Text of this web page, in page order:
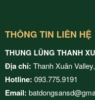
THÔNG TIN LIÊN HỆ
THUNG LŨNG THANH
Địa chỉ: Thanh Xuân
Hotline: 093.775.9191
Email: